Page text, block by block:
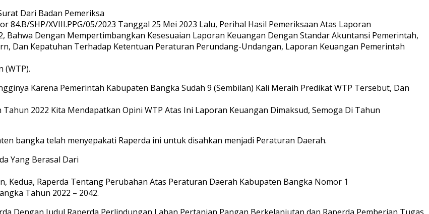
Dari Badan Pemeriksa
SHP/XVIII.PPG/05/2023 Tanggal 25 Mei 2023 Lalu, Perihal Hasil Pemeriksaan Atas Laporan
Dengan Mempertimbangkan Kesesuaian Laporan Keuangan Dengan Standar Akuntansi Pemerintah,
Dan Kepatuhan Terhadap Ketentuan Peraturan Perundang-Undangan, Laporan Keuangan Pemerintah
(WTP).
Karena Pemerintah Kabupaten Bangka Sudah 9 (Sembilan) Kali Meraih Predikat WTP Tersebut, Dan
2022 Kita Mendapatkan Opini WTP Atas Ini Laporan Keuangan Dimaksud, Semoga Di Tahun
bangka telah menyepakati Raperda ini untuk disahkan menjadi Peraturan Daerah.
Yang Berasal Dari
Kedua, Raperda Tentang Perubahan Atas Peraturan Daerah Kabupaten Bangka Nomor 1
Tahun 2022 – 2042.